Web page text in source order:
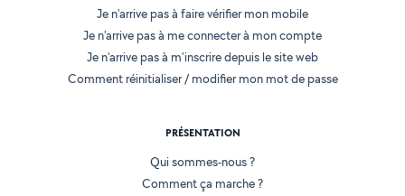
Je n'arrive pas à faire vérifier mon mobile
Je n'arrive pas à me connecter à mon compte
Je n'arrive pas à m'inscrire depuis le site web
Comment réinitialiser / modifier mon mot de passe
PRÉSENTATION
Qui sommes-nous ?
Comment ça marche ?